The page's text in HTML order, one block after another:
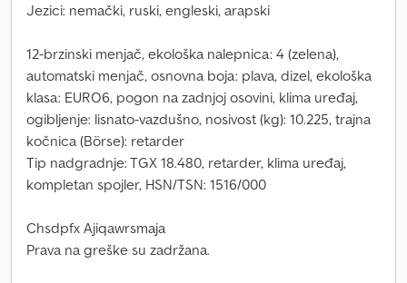
Jezici: nemački, ruski, engleski, arapski
12-brzinski menjač, ekološka nalepnica: 4 (zelena),
automatski menjač, osnovna boja: plava, dizel, ekološka
klasa: EURO6, pogon na zadnjoj osovini, klima uređaj,
ogibljenje: lisnato-vazdušno, nosivost (kg): 10.225, trajna
kočnica (Börse): retarder
Tip nadgradnje: TGX 18.480, retarder, klima uređaj,
kompletan spojler, HSN/TSN: 1516/000
Chsdpfx Ajiqawrsmaja
Prava na greške su zadržana.